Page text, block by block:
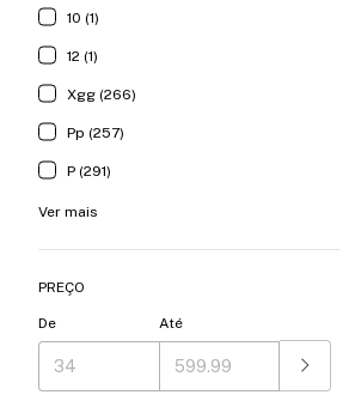
10 (1)
12 (1)
Xgg (266)
Pp (257)
P (291)
Ver mais
PREÇO
De Até